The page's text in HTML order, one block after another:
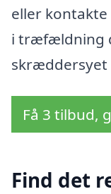
eller
i træfældning
skræddersyet
Få 3 tilbud,
Find det